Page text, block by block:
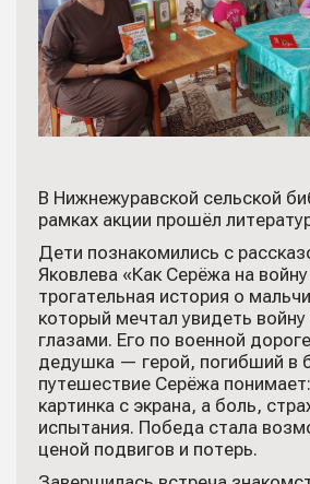
В Нижнежуравской сельской
рамках акции прошёл
Дети познакомились с
Яковлева «Как Серёжа на
трогательная история о
который мечтал увидеть
глазами. Его по военной
дедушка — герой, погибший в
путешествие Серёжа
картинка с экрана, а боль,
испытания. Победа стала
ценой подвигов и потерь.